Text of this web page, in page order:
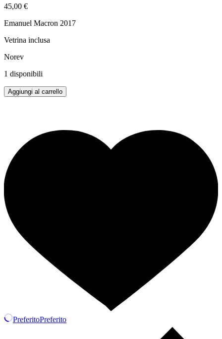
45,00 €
Emanuel Macron 2017
Vetrina inclusa
Norev
1 disponibili
DS
7
Aggiungi al carrello
PreferitoPreferito